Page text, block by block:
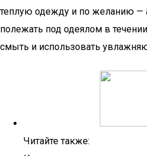
теплую одежду и по желанию —
полежать под одеялом в
смыть и использовать
Читайте также: